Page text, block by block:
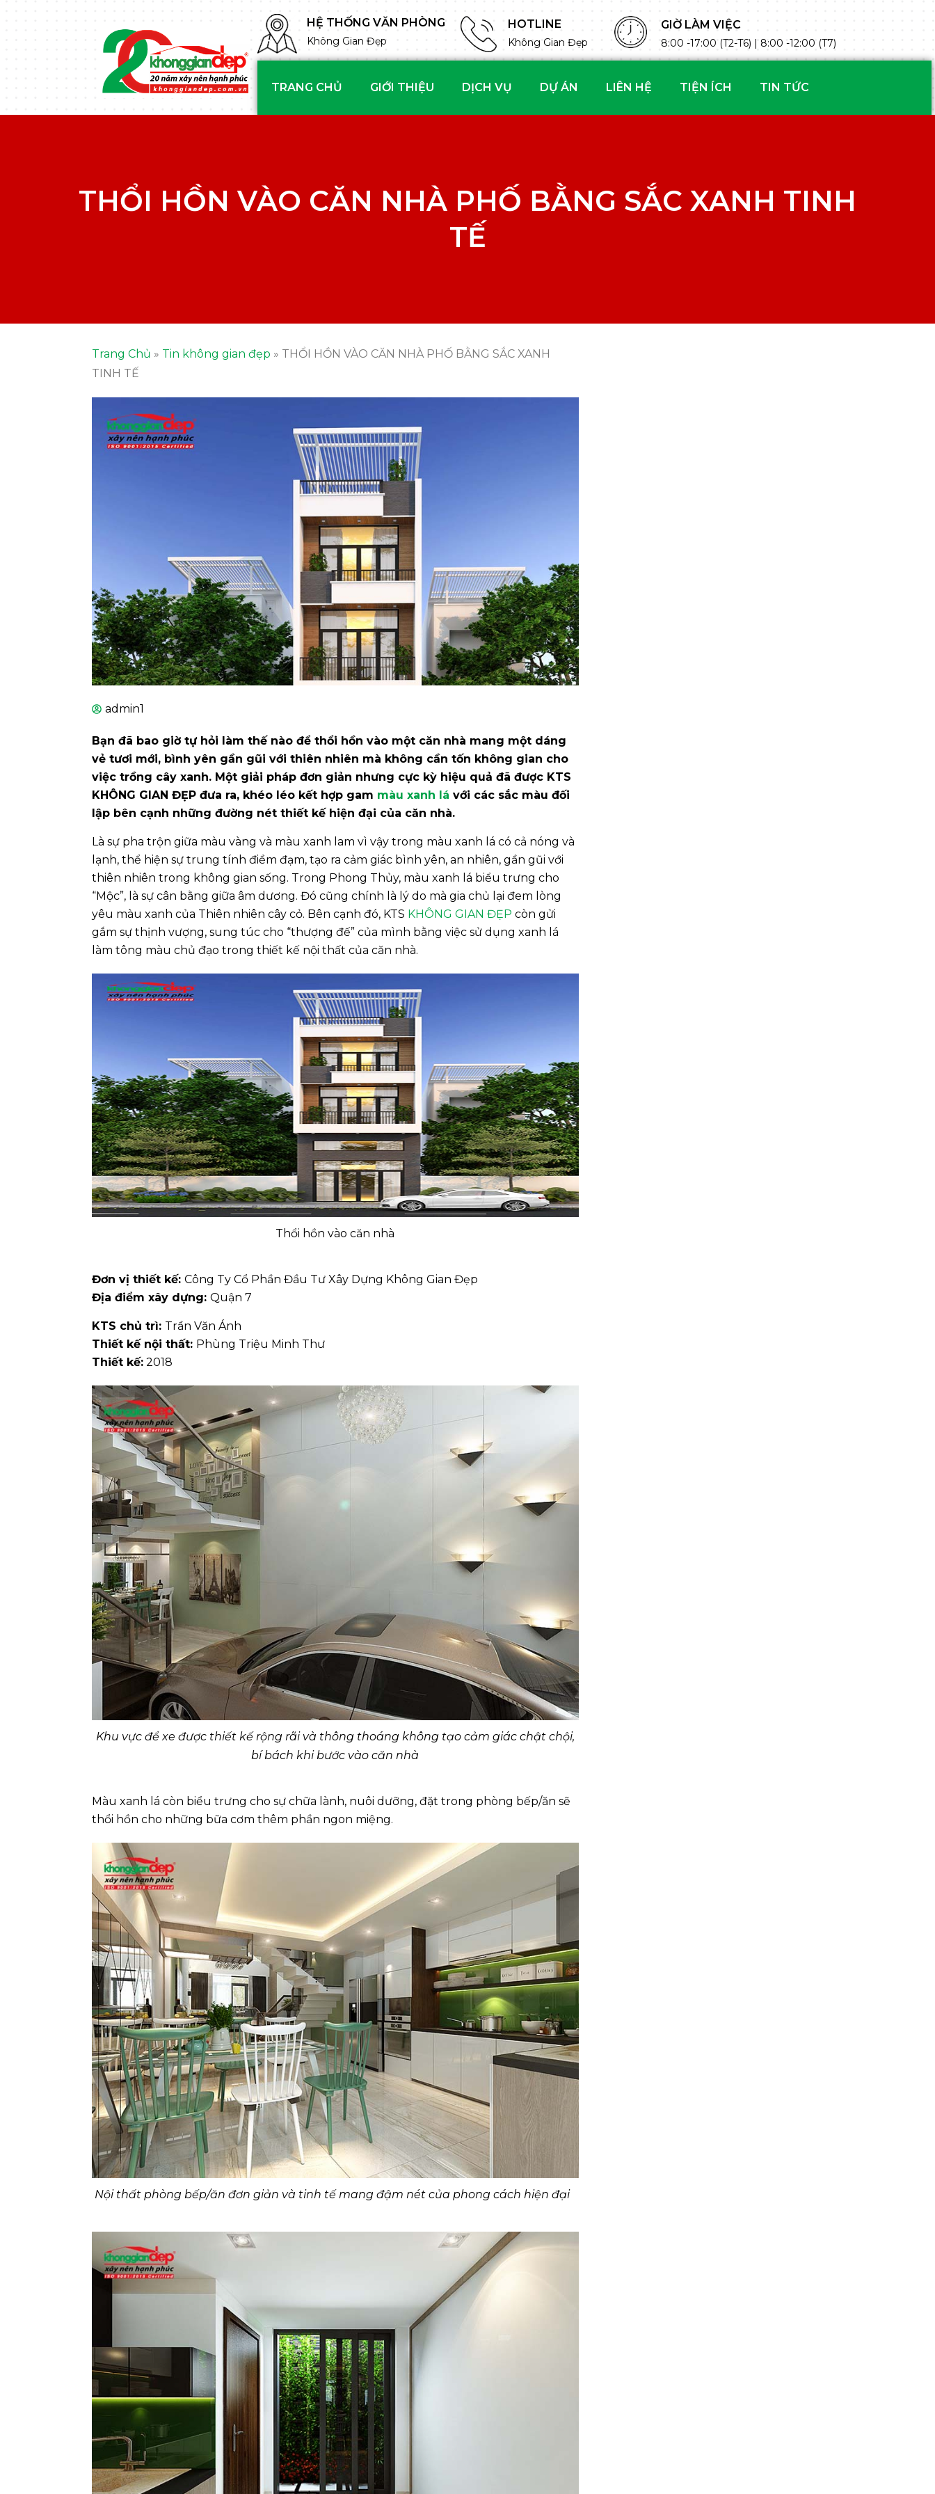
HỆ THỐNG VĂN PHÒNG
Không Gian Đẹp
HOTLINE
Không Gian Đẹp
GIỜ LÀM VIỆC
8:00 -17:00 (T2-T6) | 8:00 -12:00 (T7)
TRANG CHỦ GIỚI THIỆU DỊCH VỤ DỰ ÁN LIÊN HỆ TIỆN ÍCH TIN TỨC
THỔI HỒN VÀO CĂN NHÀ PHỐ BẰNG SẮC XANH TINH
TẾ
Trang Chủ » Tin không gian đẹp » THỔI HỒN VÀO CĂN NHÀ PHỐ BẰNG SẮC XANH
TINH TẾ
admin1
Bạn đã bao giờ tự hỏi làm thế nào để thổi hồn vào một căn nhà mang một dáng
vẻ tươi mới, bình yên gần gũi với thiên nhiên mà không cần tốn không gian cho
việc trồng cây xanh. Một giải pháp đơn giản nhưng cực kỳ hiệu quả đã được KTS
KHÔNG GIAN ĐẸP đưa ra, khéo léo kết hợp gam màu xanh lá với các sắc màu đối
lập bên cạnh những đường nét thiết kế hiện đại của căn nhà.
Là sự pha trộn giữa màu vàng và màu xanh lam vì vậy trong màu xanh lá có cả nóng và
lạnh, thể hiện sự trung tính điềm đạm, tạo ra cảm giác bình yên, an nhiên, gần gũi với
thiên nhiên trong không gian sống. Trong Phong Thủy, màu xanh lá biểu trưng cho
“Mộc”, là sự cân bằng giữa âm dương. Đó cũng chính là lý do mà gia chủ lại đem lòng
yêu màu xanh của Thiên nhiên cây cỏ. Bên cạnh đó, KTS KHÔNG GIAN ĐẸP còn gửi
gắm sự thịnh vượng, sung túc cho “thượng đế” của mình bằng việc sử dụng xanh lá
làm tông màu chủ đạo trong thiết kế nội thất của căn nhà.
Thổi hồn vào căn nhà
Đơn vị thiết kế: Công Ty Cổ Phần Đầu Tư Xây Dựng Không Gian Đẹp
Địa điểm xây dựng: Quận 7
KTS chủ trì: Trần Văn Ánh
Thiết kế nội thất: Phùng Triệu Minh Thư
Thiết kế: 2018
Khu vực để xe được thiết kế rộng rãi và thông thoáng không tạo cảm giác chật chội,
bí bách khi bước vào căn nhà
Màu xanh lá còn biểu trưng cho sự chữa lành, nuôi dưỡng, đặt trong phòng bếp/ăn sẽ
thổi hồn cho những bữa cơm thêm phần ngon miệng.
Nội thất phòng bếp/ăn đơn giản và tinh tế mang đậm nét của phong cách hiện đại